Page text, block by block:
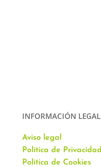
INFORMACIÓN LEGAL
Aviso legal
Política de Privacidad
Política de Cookies